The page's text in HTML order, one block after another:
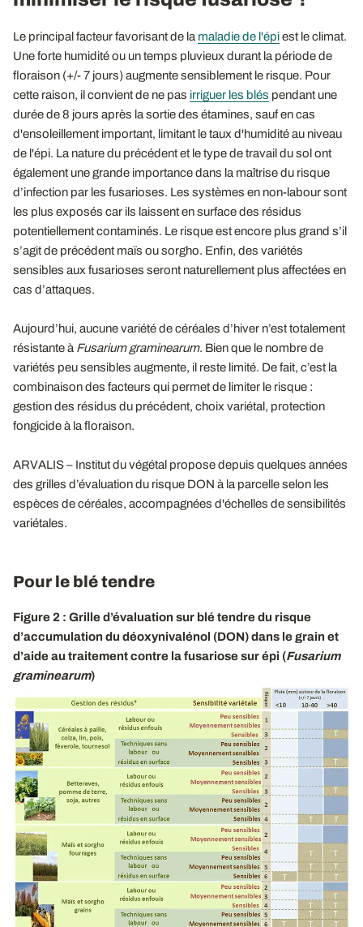
Le principal facteur favorisant de la maladie de l'épiest le climat.
Une forte humidité ou un temps pluvieux durant la période de
floraison (+/- 7 jours) augmente sensiblement le risque. Pour
cette raison, il convient de ne pas irriguer les blés pendant une
durée de 8 jours après la sortie des étamines, sauf en cas
d'ensoleillement important, limitant le taux d'humidité au niveau
de l'épi. La nature du précédent et le type de travail du sol ont
également une grande importance dans la maîtrise du risque
d’infection par les fusarioses. Les systèmes en non-labour sont
les plus exposés car ils laissent en surface des résidus
potentiellement contaminés. Le risque est encore plus grand s’il
s’agit de précédent maïs ou sorgho. Enfin, des variétés
sensibles aux fusarioses seront naturellement plus affectées en
cas d’attaques.
Aujourd’hui, aucune variété de céréales d’hiver n’est totalement
résistante à Fusarium graminearum. Bien que le nombre de
variétés peu sensibles augmente, il reste limité. De fait, c’est la
combinaison des facteurs qui permet de limiter le risque :
gestion des résidus du précédent, choix variétal, protection
fongicide à la floraison.
ARVALIS – Institut du végétal propose depuis quelques années
des grilles d’évaluation du risque DON à la parcelle selon les
espèces de céréales, accompagnées d'échelles de sensibilités
variétales.
Pour le blé tendre
Figure 2 : Grille d’évaluation sur blé tendre du risque
d’accumulation du déoxynivalénol (DON) dans le grain et
d’aide au traitement contre la fusariose sur épi (Fusarium
graminearum)